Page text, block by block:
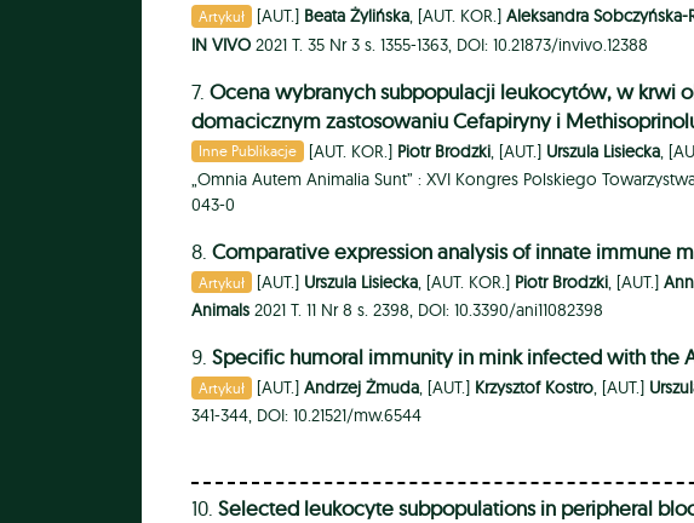
Artykuł [AUT.] Beata Żylińska, [AUT. KOR.]Aleksandra Sobczyńska-
IN VIVO 2021 T. 35 Nr 3 s. 1355-1363, DOI: 10.21873/invivo.12388
7. Ocena wybranych subpopulacji leukocytów, w krwi
domacicznym zastosowaniu Cefapiryny i
Inne Publikacje [AUT. KOR.] Piotr Brodzki , [AUT.] Urszula Lisiecka ,
„Omnia Autem Animalia Sunt” : XVI Kongres Polskiego
043-0
8. Comparative expression analysis of innate immune
Artykuł [AUT.] Urszula Lisiecka , [AUT. KOR.] Piotr Brodzki , [AUT.]
Animals 2021 T. 11 Nr 8 s. 2398, DOI: 10.3390/ani11082398
9. Specific humoral immunity in mink infected with the
Artykuł [AUT.]Andrzej Żmuda, [AUT.] Krzysztof Kostro, [AUT.]
341-344, DOI: 10.21521/mw.6544
10. Selected leukocyte subpopulations in peripheral